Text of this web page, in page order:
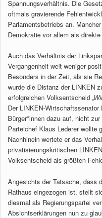
Spannungsverhältnis. Die
oftmals gravierende
Parlamentsbetriebs an.
Demokratie vor allem als
Auch das Verhältnis der
Vergangenheit weit weniger
Besonders in der Zeit, als sie
wurde die Distanz der LINKEN
erfolgreichen Volksentscheid
Der LINKEN-
Bürger*innen dazu auf, nicht
Parteichef Klaus Lederer wollte
Nachhinein wertete er das
privatisierungskritischen
Volksentscheid als größten
Angesichts der Tatsache, dass
Rathaus eingezogen ist, stellt
diesmal als Regierungspartei
Absichtserklärungen nun zu